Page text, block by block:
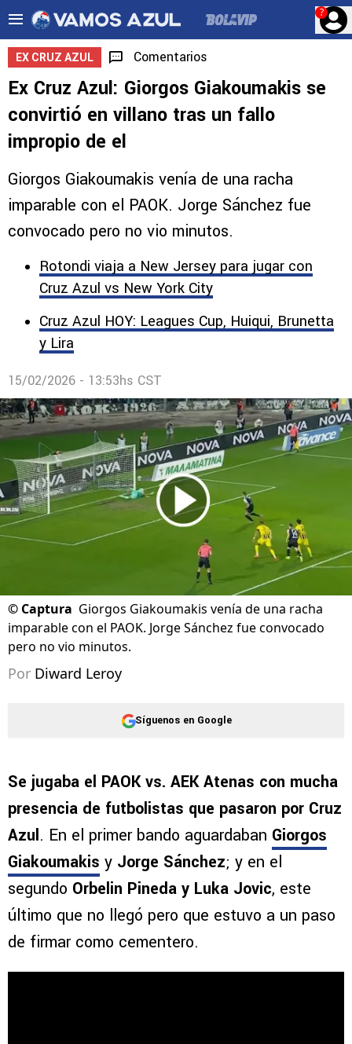
?
EX CRUZ AZUL Comentarios
Ex Cruz Azul: Giorgos Giakoumakis se
convirtió en villano tras un fallo
impropio de el
Giorgos Giakoumakis venía de una racha
imparable con el PAOK. Jorge Sánchez fue
convocado pero no vio minutos.
Rotondi viaja a New Jersey para jugar con
Cruz Azul vs New York City
Cruz Azul HOY: Leagues Cup, Huiqui, Brunetta
y Lira
15/02/2026 - 13:53hs CST
© Captura Giorgos Giakoumakis venía de una racha
imparable con el PAOK. Jorge Sánchez fue convocado
pero no vio minutos.
Por Diward Leroy
Síguenos en Google
Se jugaba el PAOK vs. AEK Atenas con mucha
presencia de futbolistas que pasaron por Cruz
Azul. En el primer bando aguardaban Giorgos
Giakoumakis y Jorge Sánchez; y en el
segundo Orbelin Pineda y Luka Jovic, este
último que no llegó pero que estuvo a un paso
de firmar como cementero.